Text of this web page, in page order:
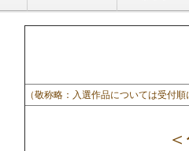
（敬称略：入選作品については受付
＜作